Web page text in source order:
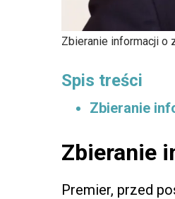
Zbieranie informacji o
Spis treści
Zbieranie
Zbieranie
Premier, przed